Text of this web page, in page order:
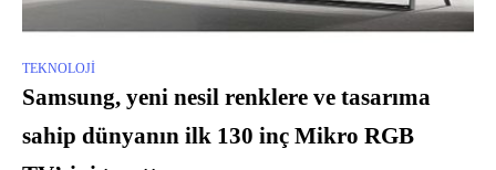
TEKNOLOJI
Samsung, yeni nesil renklere ve tasarıma
sahip dünyanın ilk 130 inç Mikro RGB